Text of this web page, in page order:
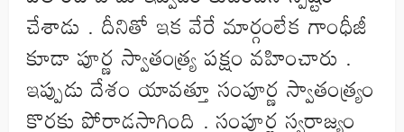
చేశాడు . దీనితో ఇక వేరే మార్గంలేక గాంధీజీ
కూడా పూర్ణ స్వాతంత్ర్య పక్షం వహించారు .
ఇప్పుడు దేశం యావత్తూ సంపూర్ణ స్వాతంత్ర్యం
కొరకు పోరాడసాగింది . సంపూర్ణ స్వరాజ్యం